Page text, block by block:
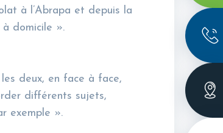
à l’Abrapa et depuis la
domicile ».
deux, en face à face,
différents sujets,
exemple ».